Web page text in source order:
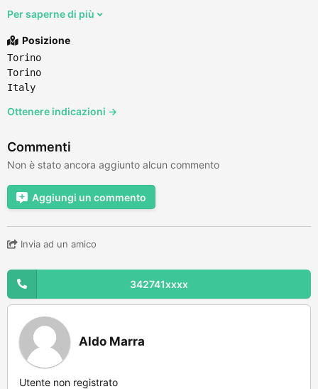
Per saperne di più
Posizione
Torino
Torino
Italy
Ottenere indicazioni →
Commenti
Non è stato ancora aggiunto alcun commento
Aggiungi un commento
Invia ad un amico
342741xxxx
Aldo Marra
Utente non registrato